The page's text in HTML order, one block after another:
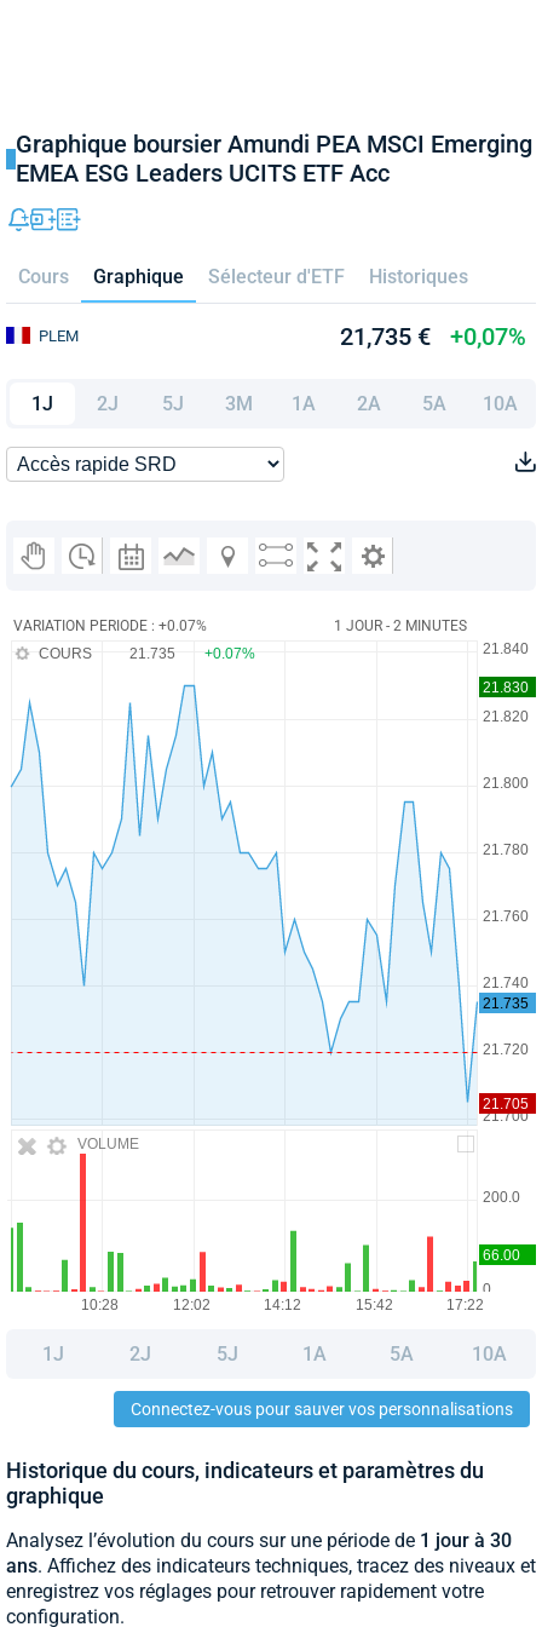
Graphique boursier Amundi PEA MSCI Emerging
EMEA ESG Leaders UCITS ETF Acc
Cours Graphique Sélecteur d'ETF Historiques
PLEM 21,735 € +0,07%
1J 2J 5J 3M 1A 2A 5A 10A
VARIATION PERIODE : +0.07% 1 JOUR - 2 MINUTES
VOLUME
COURS 21.735 +0.07%
1J 2J 5J 1A 5A 10A
Connectez-vous pour sauver vos personnalisations
Historique du cours, indicateurs et paramètres du
graphique
Analysez l’évolution du cours sur une période de 1 jour à 30
ans. Affichez des indicateurs techniques, tracez des niveaux et
enregistrez vos réglages pour retrouver rapidement votre
configuration.